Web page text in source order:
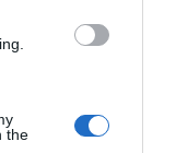
the
hora de saber
el correcto
tienen en